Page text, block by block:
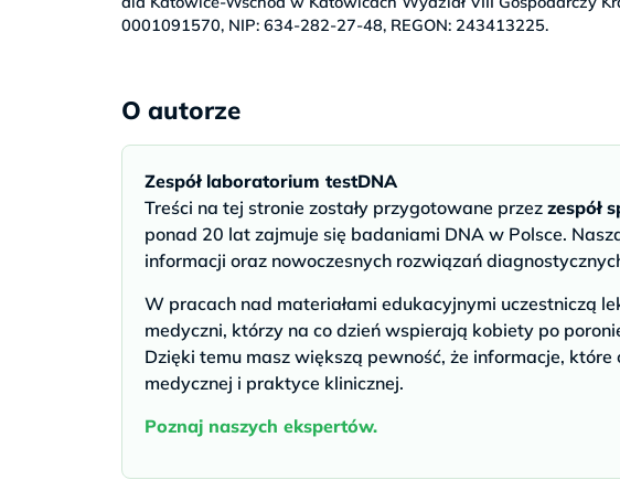
0001091570, NIP: 634-282-27-48, REGON: 243413225.
O autorze
Zespół laboratorium testDNA
Treści na tej stronie zostały przygotowane przezzespół
ponad 20 lat zajmuje się badaniami DNA w Polsce.
informacji oraz nowoczesnych rozwiązań
W pracach nad materiałami edukacyjnymi uczestniczą
medyczni, którzy na co dzień wspierają kobiety po
Dzięki temu masz większą pewność, że informacje,
medycznej i praktyce klinicznej.
Poznaj naszych ekspertów.